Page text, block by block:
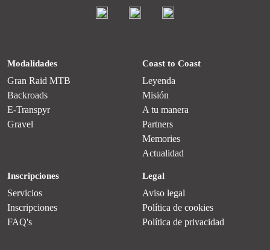
Modalidades
Gran Raid MTB
Backroads
E-Transpyr
Gravel
Coast to Coast
Leyenda
Misión
A tu manera
Partners
Memories
Actualidad
Inscripciones
Servicios
Inscripciones
FAQ's
Legal
Aviso legal
Política de cookies
Política de privacidad